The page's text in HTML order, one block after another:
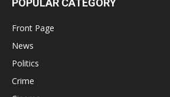
POPULAR CATEGORY
Front Page
News
Politics
Crime